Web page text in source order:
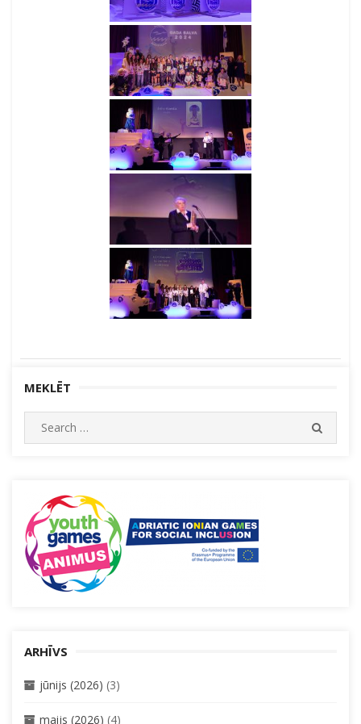
MEKLĒT
Search
for:
ARHĪVS
jūnijs (2026) (3)
maijs (2026) (4)